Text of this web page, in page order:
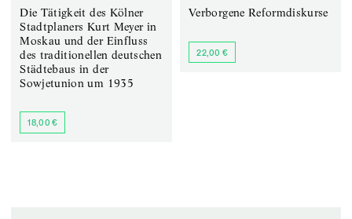
Die Tätigkeit des Kölner
Stadtplaners Kurt Meyer in
Moskau und der Einfluss
des traditionellen deutschen
Städtebaus in der
Sowjetunion um 1935
18,00 €
Verborgene Reformdiskurse
22,00 €